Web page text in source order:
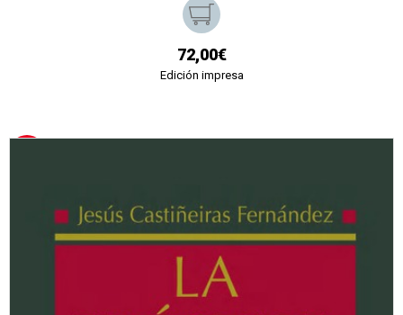
72,00€
Edición impresa